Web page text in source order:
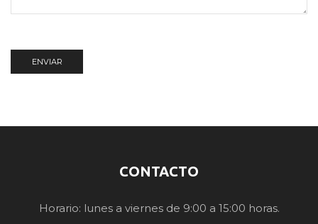
CONTACTO
Horario: lunes a viernes de 9:00 a 15:00 horas.